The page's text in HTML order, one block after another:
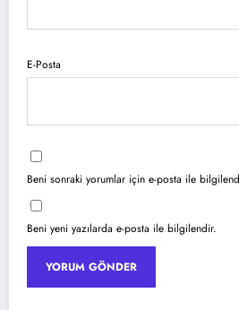
E-Posta
Beni sonraki yorumlar için e-posta ile
Beni yeni yazılarda e-posta ile bilgilendir.